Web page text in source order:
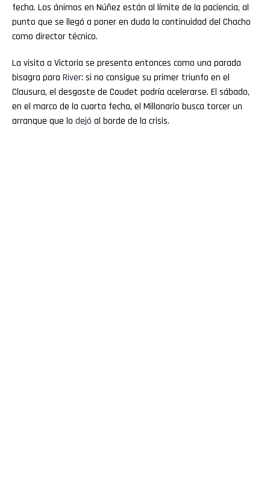
fecha. Los ánimos en Núñez están al límite de la paciencia, al
punto que se llegó a poner en duda la continuidad del Chacho
como director técnico.
La visita a Victoria se presenta entonces como una parada
bisagra para River: si no consigue su primer triunfo en el
Clausura, el desgaste de Coudet podría acelerarse. El sábado,
en el marco de la cuarta fecha, el Millonario busca torcer un
arranque que lo dejó al borde de la crisis.